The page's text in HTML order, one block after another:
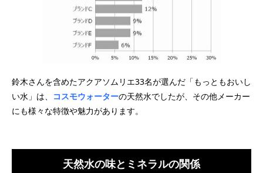
鈴木さんを含めたアクアソムリエ33名が選んだ「もっともおいし
い水」は、
コスモウォーターの天然水でしたが、その他メーカー
にも様々な特徴や魅力があります。
天然水の味とミネラルの関係